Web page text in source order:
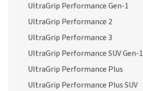
UltraGrip Performance Gen-1
UltraGrip Performance 2
UltraGrip Performance 3
UltraGrip Performance SUV Gen-1
UltraGrip Performance Plus
UltraGrip Performance Plus SUV